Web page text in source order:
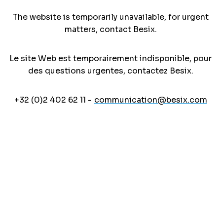
The website is temporarily unavailable, for urgent
matters, contact Besix.
Le site Web est temporairement indisponible, pour
des questions urgentes, contactez Besix.
+32 (0)2 402 62 11 - communication@besix.com